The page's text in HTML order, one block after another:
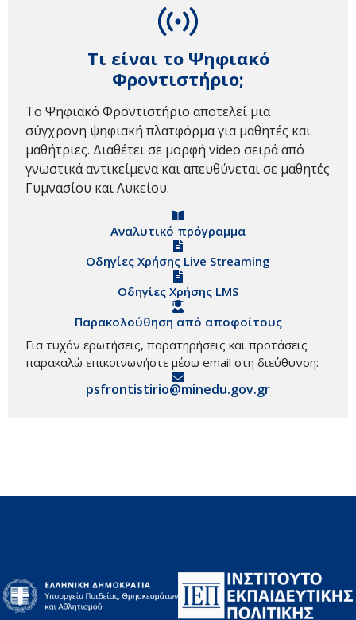
Τι είναι το Ψηφιακό
Φροντιστήριο;
Το Ψηφιακό Φροντιστήριο αποτελεί μια
σύγχρονη ψηφιακή πλατφόρμα για μαθητές και
μαθήτριες. Διαθέτει σε μορφή video σειρά από
γνωστικά αντικείμενα και απευθύνεται σε μαθητές
Γυμνασίου και Λυκείου.
Αναλυτικό πρόγραμμα
Οδηγίες Χρήσης Live Streaming
Οδηγίες Χρήσης LMS
Παρακολούθηση από αποφοίτους
Για τυχόν ερωτήσεις, παρατηρήσεις και προτάσεις
παρακαλώ επικοινωνήστε μέσω email στη διεύθυνση:
psfrontistirio@minedu.gov.gr